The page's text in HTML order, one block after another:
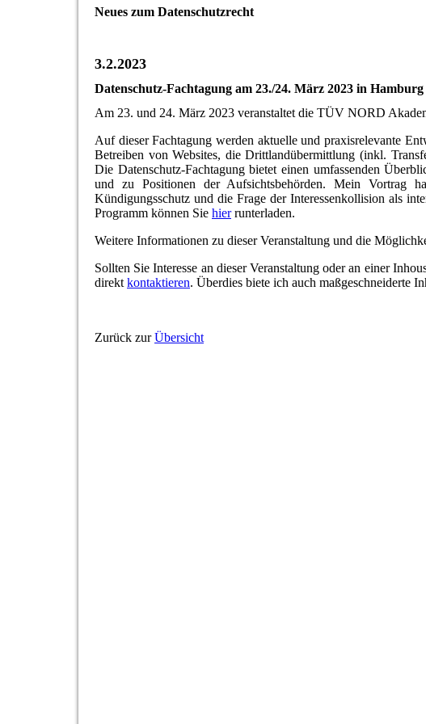
Neues zum Datenschutzrecht
3.2.2023
Datenschutz-Fachtagung am 23./24. März 2023 in Hamburg
Am 23. und 24. März 2023 veranstaltet die TÜV NORD
Auf dieser Fachtagung werden aktuelle und praxisrelevante
Betreiben von Websites, die Drittlandübermittlung (inkl.
Die Datenschutz-Fachtagung bietet einen umfassenden
und zu Positionen der Aufsichtsbehörden. Mein Vortrag
Kündigungsschutz und die Frage der Interessenkollision als
Programm können Sie hierrunterladen.
Weitere Informationen zu dieser Veranstaltung und die
Sollten Sie Interesse an dieser Veranstaltung oder an einer
direkt kontaktieren. Überdies biete ich auch maßgeschneiderte
Zurück zurÜbersicht